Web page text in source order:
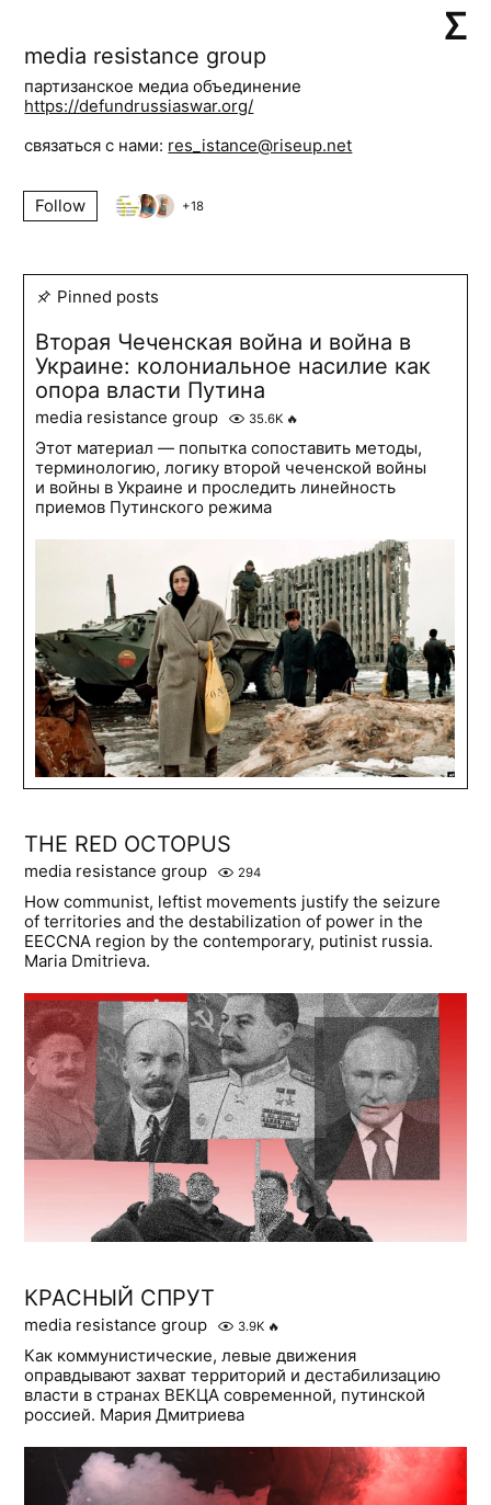
media resistance group
партизанское медиа объединение
https://defundrussiaswar.org/
связаться с нами: res_istance@riseup.net
Follow +18
Pinned posts
Вторая Чеченская война и война в
Украине: колониальное насилие как
опора власти Путина
media resistance group 35.6K 🔥
Этот материал — попытка сопоставить методы,
терминологию, логику второй чеченской войны
и войны в Украине и проследить линейность
приемов Путинского режима
THE RED OCTOPUS
media resistance group 294
How communist, leftist movements justify the seizure
of territories and the destabilization of power in the
EECCNA region by the contemporary, putinist russia.
Maria Dmitrieva.
КРАСНЫЙ СПРУТ
media resistance group 3.9K 🔥
Как коммунистические, левые движения
оправдывают захват территорий и дестабилизацию
власти в странах ВЕКЦА современной, путинской
россией. Мария Дмитриева